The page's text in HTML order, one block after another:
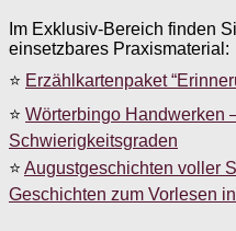
Im Exklusiv-Bereich finden
einsetzbares Praxismaterial:
⭐ Erzählkartenpaket
⭐ Wörterbingo Handwerken
Schwierigkeitsgraden
⭐ Augustgeschichten voller
Geschichten zum Vorlesen